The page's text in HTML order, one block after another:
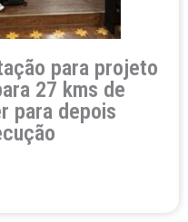
para projeto
27 kms de
para depois